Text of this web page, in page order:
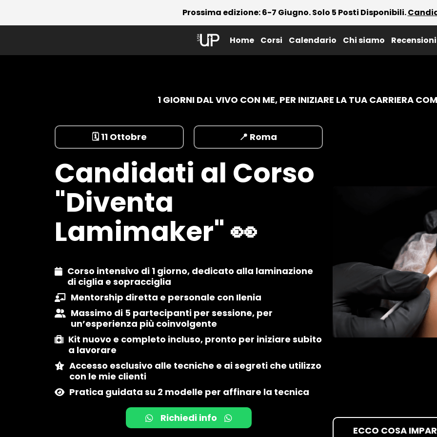
Prossima edizione: 6-7 Giugno. Solo 5 Posti Disponibili.
Home Corsi Calendario Chi siamo Recensioni
1 GIORNI DAL VIVO CON ME, PER INIZIARE LA TUA CARRIERA
🗓️ 11 Ottobre 📍 Roma
Candidati al Corso
"Diventa
Lamimaker"👀
Corso intensivo di 1 giorno, dedicato alla laminazione
di ciglia e sopracciglia
Mentorship diretta e personale con Ilenia
Massimo di 5 partecipanti per sessione, per
un’esperienza più coinvolgente
Kit nuovo e completo incluso, pronto per iniziare subito
a lavorare
Accesso esclusivo alle tecniche e ai segreti che utilizzo
con le mie clienti
Pratica guidata su 2 modelle per affinare la tecnica
Richiedi info
ECCO COSA